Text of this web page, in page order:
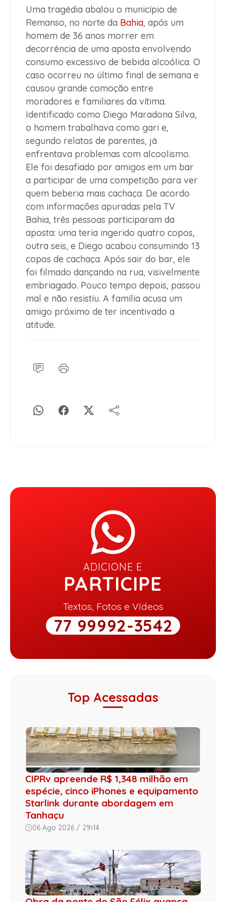
Uma tragédia abalou o município de
Remanso, no norte da Bahia, após um
homem de 36 anos morrer em
decorrência de uma aposta envolvendo
consumo excessivo de bebida alcoólica. O
caso ocorreu no último final de semana e
causou grande comoção entre
moradores e familiares da vítima.
Identificado como Diego Maradona Silva,
o homem trabalhava como gari e,
segundo relatos de parentes, já
enfrentava problemas com alcoolismo.
Ele foi desafiado por amigos em um bar
a participar de uma competição para ver
quem beberia mais cachaça. De acordo
com informações apuradas pela TV
Bahia, três pessoas participaram da
aposta: uma teria ingerido quatro copos,
outra seis, e Diego acabou consumindo 13
copos de cachaça. Após sair do bar, ele
foi filmado dançando na rua, visivelmente
embriagado. Pouco tempo depois, passou
mal e não resistiu. A família acusa um
amigo próximo de ter incentivado a
atitude.
ADICIONE E
PARTICIPE
Textos, Fotos e Vídeos
77 99992-3542
Top Acessadas
CIPRv apreende R$ 1,348 milhão em
espécie, cinco iPhones e equipamento
Starlink durante abordagem em
Tanhaçu
06 Ago 2026 / 21h14